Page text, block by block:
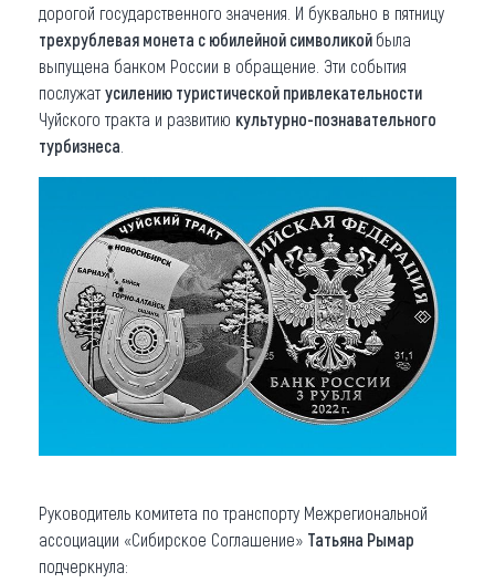
дорогой государственного значения. И буквально в пятницу
трехрублевая монета с юбилейной символикой была
выпущена банком России в обращение. Эти события
послужат усилению туристической привлекательности
Чуйского тракта и развитию культурно-познавательного
турбизнеса
Руководитель комитета по транспорту Межрегиональной
ассоциации «Сибирское Соглашение» Татьяна Рымар
подчеркнула: